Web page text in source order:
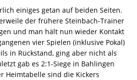
einiges getan auf beiden Seiten.
der frühere Steinbach-Trainer
und man hält nun wieder Kontakt
vier Spielen (inklusive Pokal)
in Rückstand, ging aber nicht als
gab es 2:1-Siege in Bahlingen
Heimtabelle sind die Kickers